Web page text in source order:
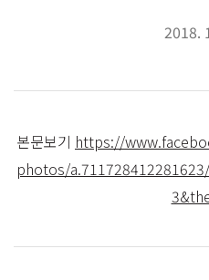
2018.
본문보기 https://
photos/